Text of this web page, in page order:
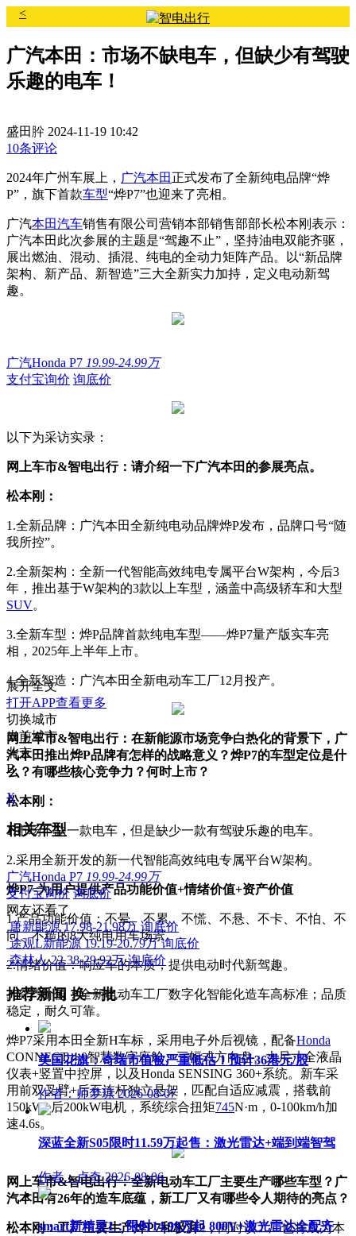
<
广汽本田：市场不缺电车，但缺少有驾驶
乐趣的电车！
盛田肸 2024-11-19 10:42
10条评论
2024年广州车展上， 广汽本田 正式发布了全新纯电品牌“烨
P”，旗下首款车型“烨P7”也迎来了亮相。
广汽本田汽车销售有限公司营销本部销售部部长松本刚表示：
广汽本田此次参展的主题是“驾趣不止”， 坚持油电双能齐驱，
展出燃油、混动、插混、纯电的全动力矩阵产品。
以“新品牌
架构、新产品、新智造”三大全新实力加持，定义电动新驾
趣。
广汽Honda P7 19.99-24.99万
支付宝询价 询底价
以下为采访实录：
网上车市&智电出行：请介绍一下广汽本田的参展亮点。
松本刚：
1.全新品牌：广汽本田全新纯电动品牌烨P发布，品牌口号“随
我所控”。
2.全新架构：全新一代智能高效纯电专属平台W架构，今后3
年，推出基于W架构的3款以上车型，涵盖中高级轿车和大型
SUV。
3.全新车型：烨P品牌首款纯电车型——烨P7量产版实车亮
相，2025年上半年上市。
4.全新智造：广汽本田全新电动车工厂12月投产。
网上车市&智电出行：在新能源市场竞争白热化的背景下，广
汽本田推出烨P品牌有怎样的战略意义？烨P7的车型定位是什
么？有哪些核心竞争力？何时上市？
松本刚：
1.市场不缺一款电车，但是缺少一款有驾驶乐趣的电车。
2.采用全新开发的新一代智能高效纯电专属平台W架构。
烨P7-为用户提供产品功能价值+情绪价值+资产价值
1.产品功能价值：不晕、不累、不慌、不悬、不卡、不怕、不
同、不糙的8大纯电用车场景。
2.情绪价值：响应车的本质，提供电动时代新驾趣。
3.资产价值：全新电动车工厂数字化智能化造车高标准；品质
稳定，耐久可靠。
烨P7采用本田全新H车标，采用电子外后视镜，配备Honda
CONNECT 4.0智慧数字座舱、三幅式方向盘、大尺寸全液晶
仪表+竖置中控屏，以及Honda SENSING 360+系统。新车采
用前双叉臂+后五连杆独立悬架，匹配自适应减震，搭载前
150kW+后200kW电机，系统综合扭矩745N·m，0-100km/h加
速4.6s。
网上车市&智电出行：全新电动车工厂主要生产哪些车型？广
汽本田有26年的造车底蕴，新工厂又有哪些令人期待的亮点？
松本刚：工厂主要生产烨P7和极湃2，同时该工厂也将成为本
展开全文
打开APP查看更多
切换城市
当前城市
北京
B
X
相关车型
广汽Honda P7 19.99-24.99万
支付宝询价 询底价
网友还看了
唐新能源 17.98-21.98万 询底价
途观L新能源 19.19-20.79万 询底价
森林人 22.38-29.92万 询底价
推荐新闻 换一批
美国花旗：奇瑞市值被严重低估！预计36港元/股
作者：师梦琼 2026-08-07
深蓝全新S05限时11.59万起售：激光雷达+端到端智驾
作者：卢奇 2026-08-06
smart新精灵1：限时14.99万起 800V+激光雷达全配齐